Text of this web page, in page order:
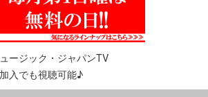
ージック・ジャパンTV
入でも視聴可能♪